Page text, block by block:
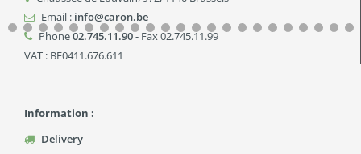
Email : info@caron.be
Phone02.745.11.90- Fax 02.745.11.99
VAT : BE0411.676.611
Information :
Delivery